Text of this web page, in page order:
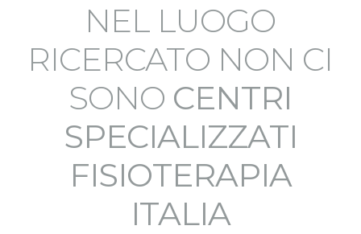
NEL LUOGO
RICERCATO NON CI
SONO CENTRI
SPECIALIZZATI
FISIOTERAPIA
ITALIA